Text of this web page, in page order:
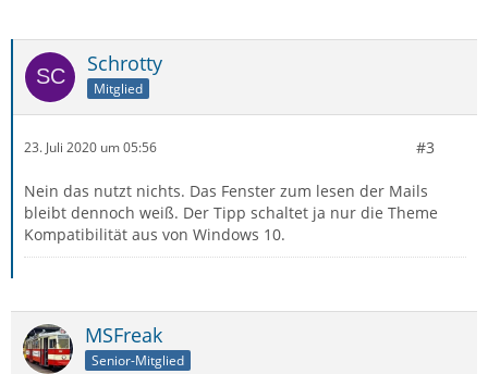
Schrotty
Mitglied
23. Juli 2020 um 05:56 #3
Nein das nutzt nichts. Das Fenster zum lesen der Mails
bleibt dennoch weiß. Der Tipp schaltet ja nur die Theme
Kompatibilität aus von Windows 10.
MSFreak
Senior-Mitglied